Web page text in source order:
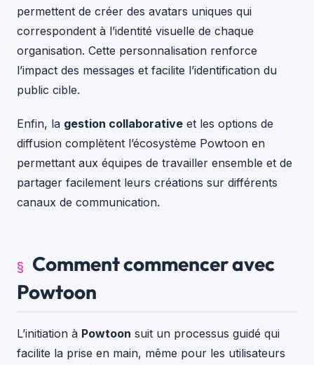
permettent de créer des avatars uniques qui
correspondent à l’identité visuelle de chaque
organisation. Cette personnalisation renforce
l’impact des messages et facilite l’identification du
public cible.
Enfin, la gestion collaborative et les options de
diffusion complètent l’écosystème Powtoon en
permettant aux équipes de travailler ensemble et de
partager facilement leurs créations sur différents
canaux de communication.
Comment commencer avec
Powtoon
L’initiation à Powtoon suit un processus guidé qui
facilite la prise en main, même pour les utilisateurs